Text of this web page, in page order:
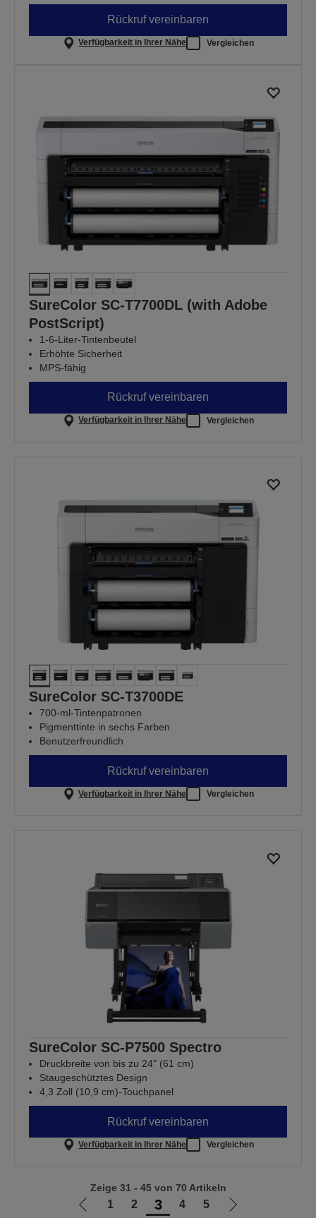
Rückruf vereinbaren
Verfügbarkeit in Ihrer Nähe Vergleichen
SureColor SC-T7700DL (with Adobe
PostScript)
1-6-Liter-Tintenbeutel
Erhöhte Sicherheit
MPS-fähig
Rückruf vereinbaren
Verfügbarkeit in Ihrer Nähe Vergleichen
SureColor SC-T3700DE
700-ml-Tintenpatronen
Pigmenttinte in sechs Farben
Benutzerfreundlich
Rückruf vereinbaren
Verfügbarkeit in Ihrer Nähe Vergleichen
SureColor SC-P7500 Spectro
Druckbreite von bis zu 24" (61 cm)
Staugeschütztes Design
4,3 Zoll (10,9 cm)-Touchpanel
Rückruf vereinbaren
Verfügbarkeit in Ihrer Nähe Vergleichen
Zur
1 2 3 4 5
Zur
Zeige 31 - 45 von 70 Artikeln